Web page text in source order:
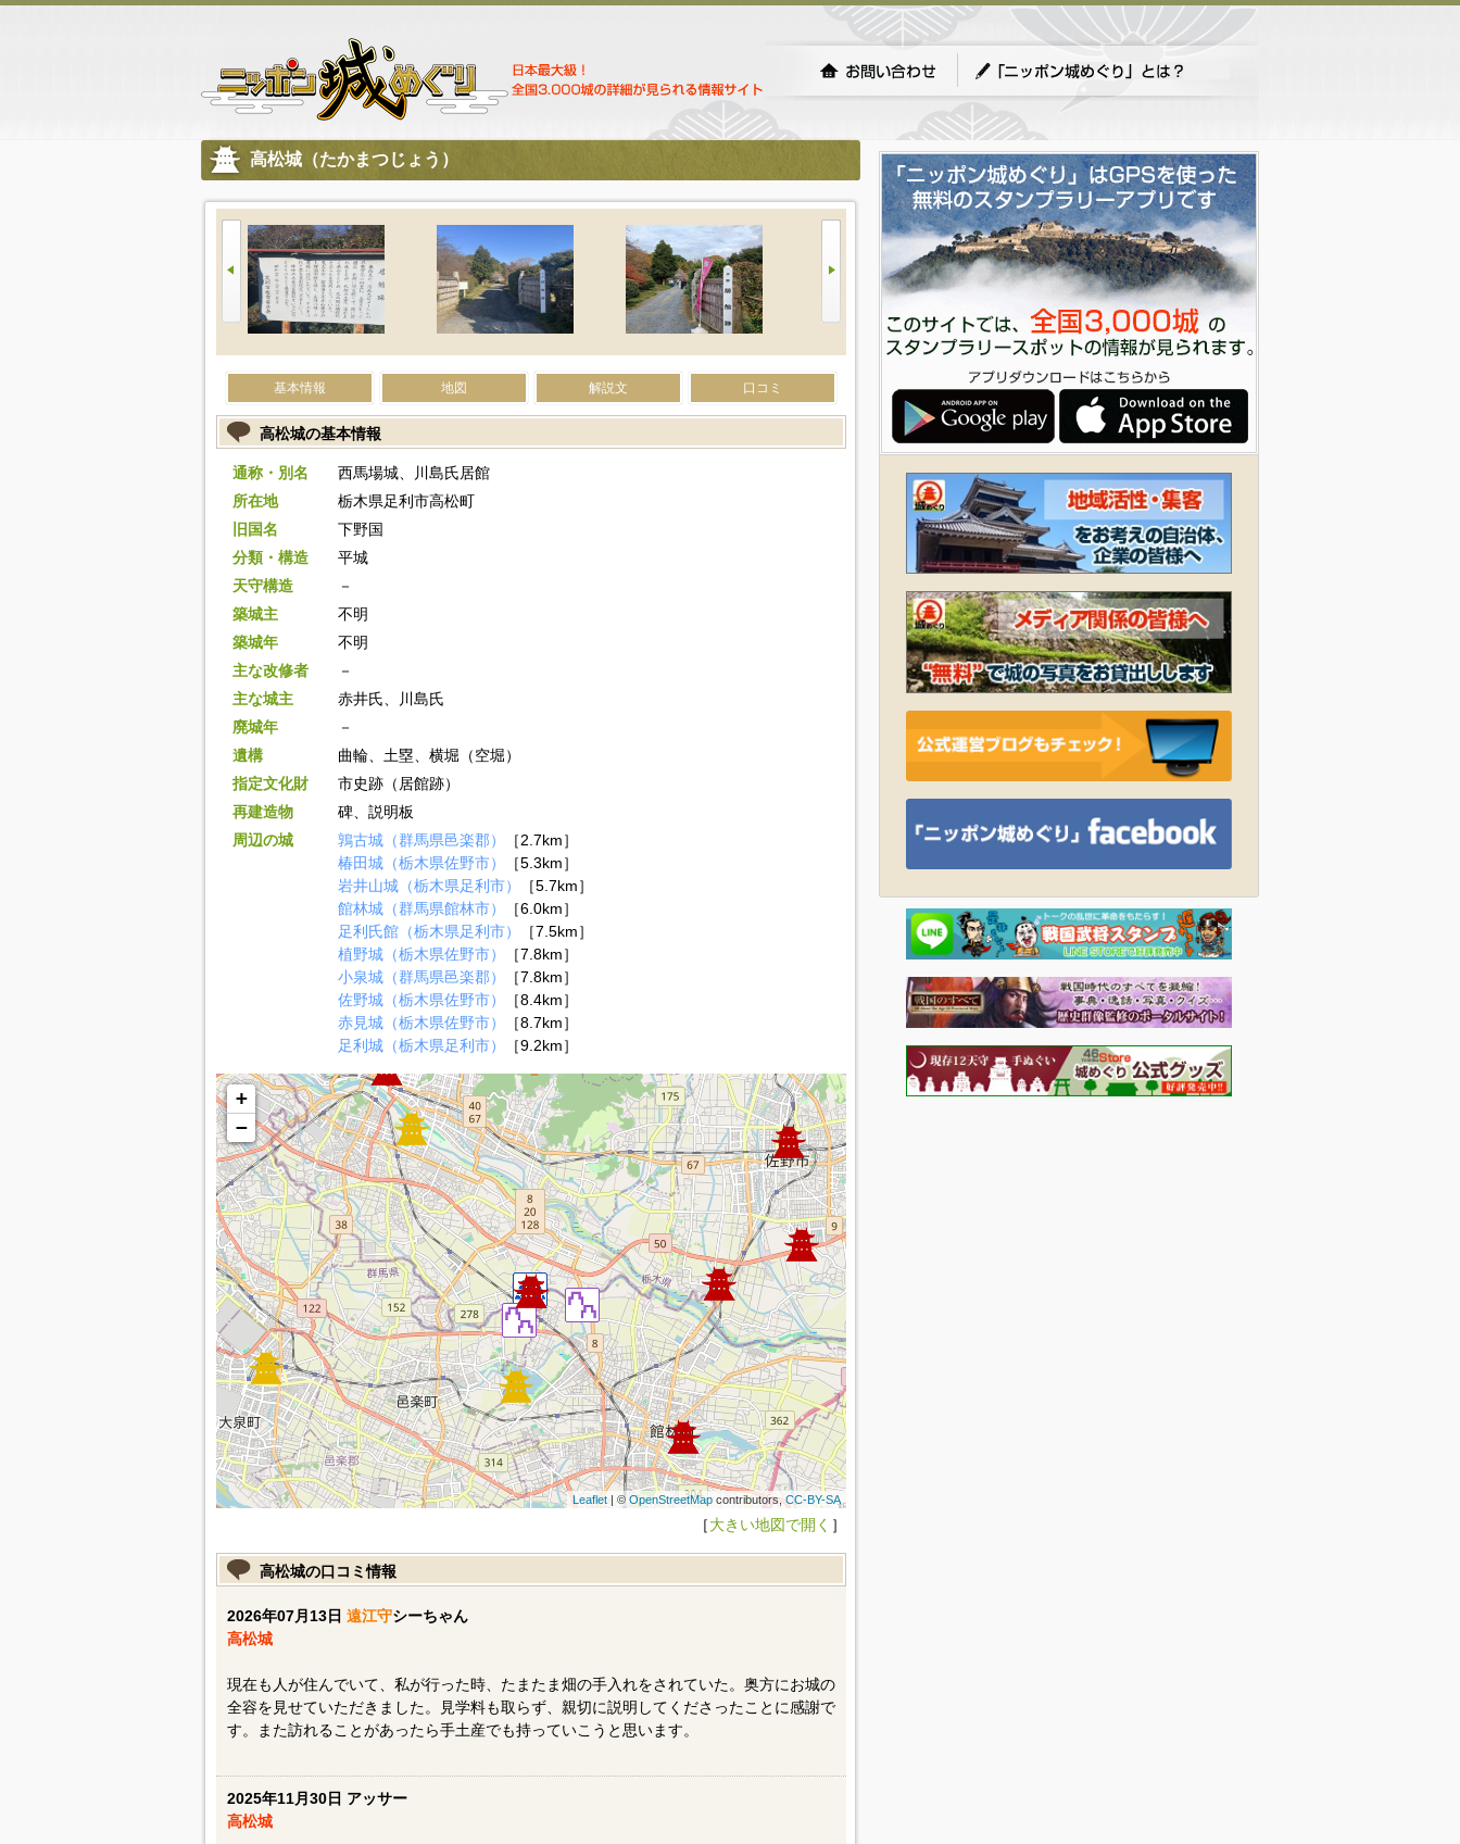
高松城（たかまつじょう）
基本情報 地図 解説文 口コミ
高松城の基本情報
通称・別名
西馬場城、川島氏居館
所在地
栃木県足利市高松町
旧国名
下野国
分類・構造
平城
天守構造
－
築城主
不明
築城年
不明
主な改修者
－
主な城主
赤井氏、川島氏
廃城年
－
遺構
曲輪、土塁、横堀（空堀）
指定文化財
市史跡（居館跡）
再建造物
碑、説明板
周辺の城
鶉古城（群馬県邑楽郡）
［2.7km］
椿田城（栃木県佐野市）
［5.3km］
岩井山城（栃木県足利市）
［5.7km］
館林城（群馬県館林市）
［6.0km］
足利氏館（栃木県足利市）
［7.5km］
植野城（栃木県佐野市）
［7.8km］
小泉城（群馬県邑楽郡）
［7.8km］
佐野城（栃木県佐野市）
［8.4km］
赤見城（栃木県佐野市）
［8.7km］
足利城（栃木県足利市）
［9.2km］
+
−
Leaflet| © OpenStreetMapcontributors,CC-BY-SA
［大きい地図で開く ］
高松城の口コミ情報
2026年07月13日 遠江守シーちゃん
高松城
現在も人が住んでいて、私が行った時、たまたま畑の手入れをされていた。奥方にお城の
全容を見せていただきました。見学料も取らず、親切に説明してくださったことに感謝で
す。また訪れることがあったら手土産でも持っていこうと思います。
2025年11月30日 アッサー
高松城